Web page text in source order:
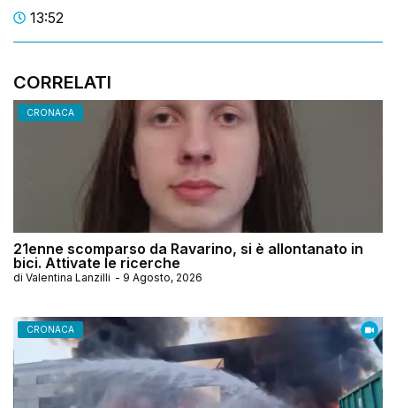
13:52
CORRELATI
CRONACA
21enne scomparso da Ravarino, si è allontanato in
bici. Attivate le ricerche
di Valentina Lanzilli - 9 Agosto, 2026
CRONACA